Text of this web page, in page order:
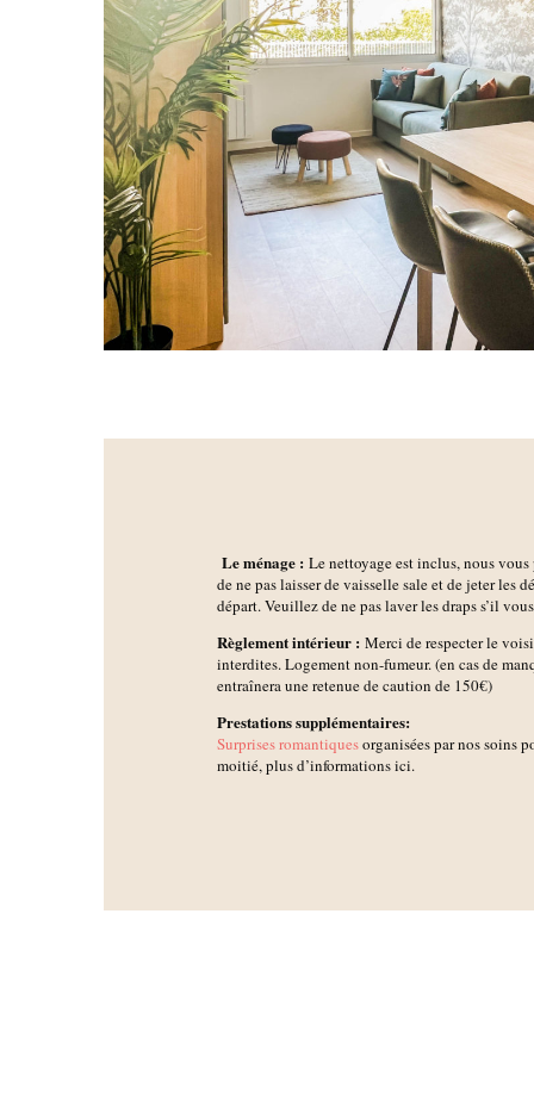
Le ménage : Le nettoyage est inclus, nous
de ne pas laisser de vaisselle sale et de jeter les
départ. Veuillez de ne pas laver les draps s’il
Règlement intérieur : Merci de respecter le
interdites. Logement non-fumeur. (en cas de
entraînera une retenue de caution de 150€)
Prestations supplémentaires:
Surprises romantiquesorganisées par nos soins
moitié, plus d’informations ici.